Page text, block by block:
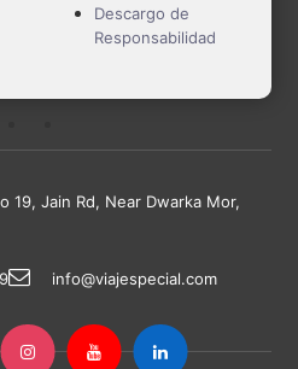
Descargo de
Responsabilidad
19, Jain Rd, Near Dwarka Mor,
info@viajespecial.com